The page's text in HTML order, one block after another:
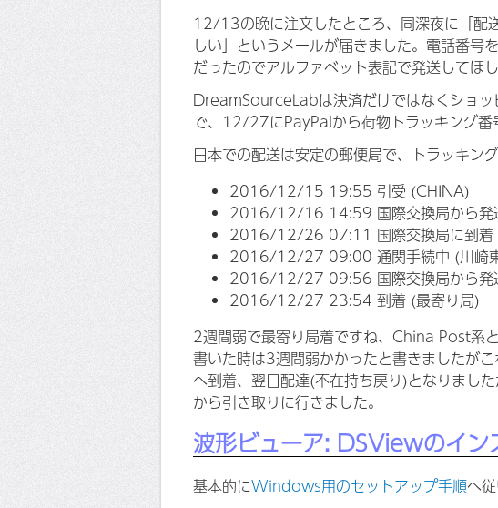
12/13の晩に注文したところ、同深夜に「配
しい」というメールが届きました。電話番号
だったのでアルファベット表記で発送してほ
DreamSourceLabは決済だけではなくショ
で、12/27にPayPalから荷物トラッキング番
日本での配送は安定の郵便局で、トラッキン
2016/12/15 19:55 引受 (CHINA)
2016/12/16 14:59 国際交換局から発
2016/12/26 07:11 国際交換局に到着
2016/12/27 09:00 通関手続中 (川崎
2016/12/27 09:56 国際交換局から発
2016/12/27 23:54 到着 (最寄り局)
2週間弱で最寄り局着ですね、China Post系
書いた時は3週間弱かかったと書きましたが
へ到着、翌日配達(不在持ち戻り)となりまし
から引き取りに行きました。
波形ビューア: DSViewのイン
基本的にWindows用のセットアップ手順へ